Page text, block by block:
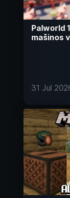
Palworld
mašinos
31 Jul